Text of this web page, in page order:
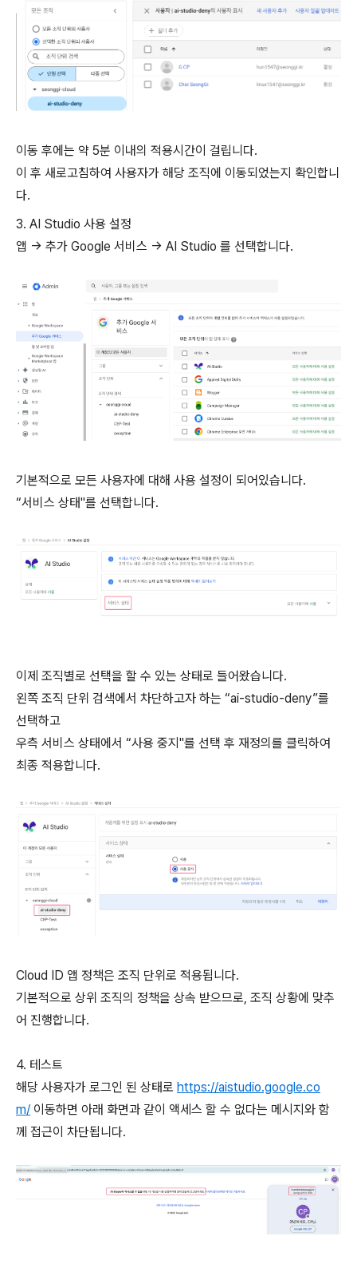
이동 후에는 약 5분 이내의 적용시간이 걸립니다.
이 후 새로고침하여 사용자가 해당 조직에 이동되었는지 확인합니
다.
3. AI Studio 사용 설정
앱 → 추가 Google 서비스 → AI Studio 를 선택합니다.
기본적으로 모든 사용자에 대해 사용 설정이 되어있습니다.
“서비스 상태"를 선택합니다.
이제 조직별로 선택을 할 수 있는 상태로 들어왔습니다.
왼쪽 조직 단위 검색에서 차단하고자 하는 “ai-studio-deny”를
선택하고
우측 서비스 상태에서 “사용 중지"를 선택 후 재정의를 클릭하여
최종 적용합니다.
Cloud ID 앱 정책은 조직 단위로 적용됩니다.
기본적으로 상위 조직의 정책을 상속 받으므로, 조직 상황에 맞추
어 진행합니다.
4. 테스트
해당 사용자가 로그인 된 상태로 https://aistudio.google.co
m/ 이동하면 아래 화면과 같이 액세스 할 수 없다는 메시지와 함
께 접근이 차단됩니다.